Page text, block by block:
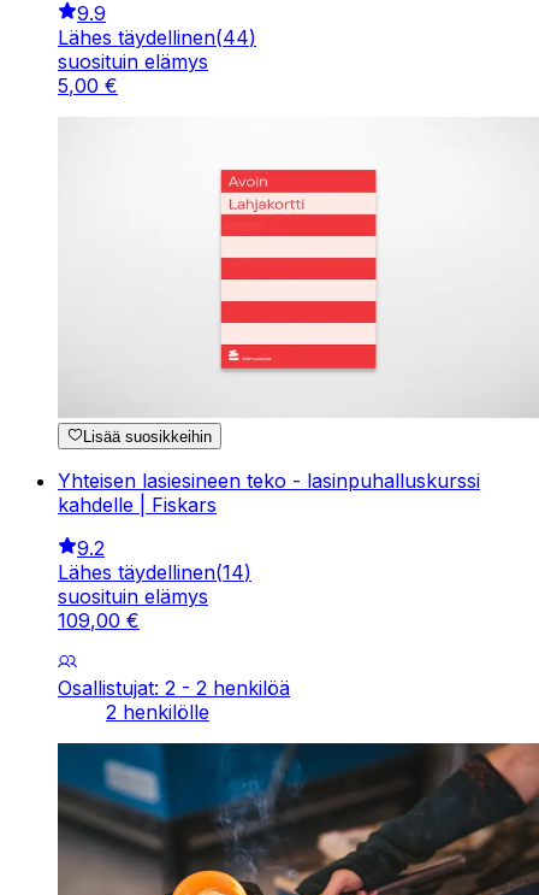
9.9
Lähes täydellinen(44)
suosituin elämys
5,00 €
Lisää suosikkeihin
Yhteisen lasiesineen teko - lasinpuhalluskurssi
kahdelle | Fiskars
9.2
Lähes täydellinen(14)
suosituin elämys
109,00 €
Osallistujat: 2 - 2 henkilöä
2 henkilölle